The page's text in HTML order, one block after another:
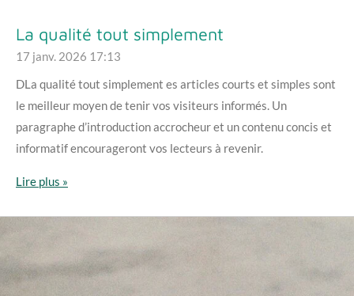
La qualité tout simplement
17 janv. 2026 17:13
DLa qualité tout simplement es articles courts et simples sont
le meilleur moyen de tenir vos visiteurs informés. Un
paragraphe d’introduction accrocheur et un contenu concis et
informatif encourageront vos lecteurs à revenir.
Lire plus »